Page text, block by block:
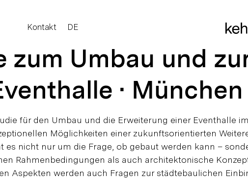
Kontakt DE
Umbau und
· München
für den Umbau und die Erweiterung einer Eventhalle
Möglichkeiten einer zukunftsorientierten
nicht nur um die Frage, ob gebaut werden kann –
Rahmenbedingungen als auch architektonische
Aspekten werden auch Fragen zur städtebaulichen